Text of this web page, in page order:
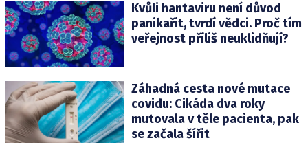
Kvůli hantaviru není důvod
panikařit, tvrdí vědci. Proč tím
veřejnost příliš neuklidňují?
Záhadná cesta nové mutace
covidu: Cikáda dva roky
mutovala v těle pacienta, pak
se začala šířit